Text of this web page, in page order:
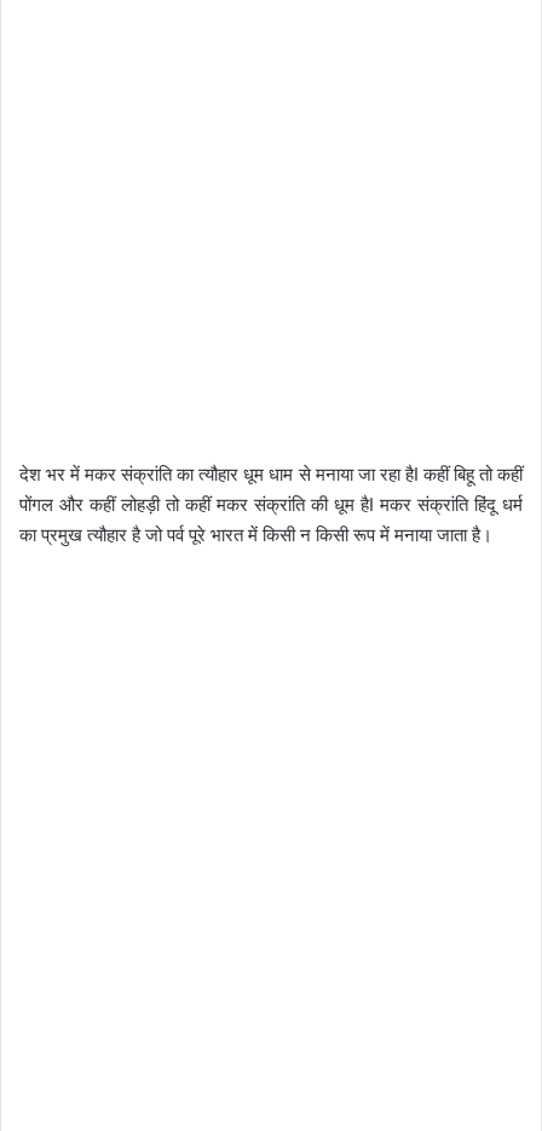
देश भर में मकर संक्रांति का त्यौहार धूम धाम से मनाया जा रहा हैI कहीं बिहू तो कहीं
पोंगल और कहीं लोहड़ी तो कहीं मकर संक्रांति की धूम हैI मकर संक्रांति हिंदू धर्म
का प्रमुख त्यौहार है जो पर्व पूरे भारत में किसी न किसी रूप में मनाया जाता है।